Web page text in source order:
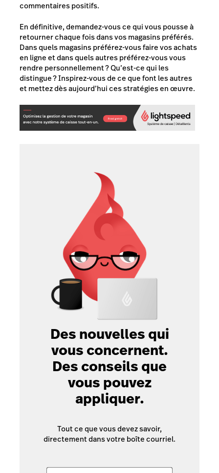
commentaires positifs.
En définitive, demandez-vous ce qui vous pousse à
retourner chaque fois dans vos magasins préférés.
Dans quels magasins préférez-vous faire vos achats
en ligne et dans quels autres préférez-vous vous
rendre personnellement ? Qu’est-ce qui les
distingue ? Inspirez-vous de ce que font les autres
et mettez dès aujourd’hui ces stratégies en œuvre.
Des nouvelles qui
vous concernent.
Des conseils que
vous pouvez
appliquer.
Tout ce que vous devez savoir,
directement dans votre boîte courriel.